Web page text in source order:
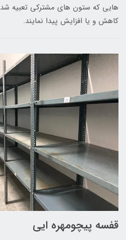
هایی که ستون های مشترکی تعبیه شده
کاهش و یا افزایش پیدا نمایند.
قفسه پیچومهره ایی